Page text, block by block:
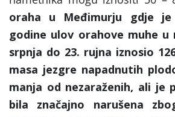
oraha u Međimurju gdje je
godine ulov orahove muhe u
srpnja do 23. rujna iznosio
masa jezgre napadnutih
manja od nezaraženih, ali je
bila značajno narušena